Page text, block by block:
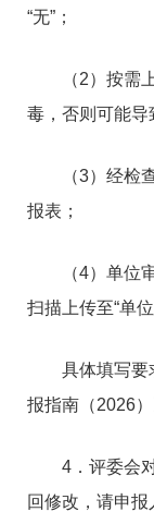
“无”；
（2）按需上
毒，否则可能导
（3）经检查
报表；
（4）单位审
扫描上传至“单
具体填写要求
报指南（2026）
4．评委会对
回修改，请申